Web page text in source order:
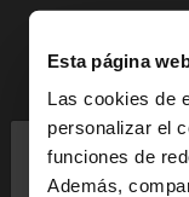
Esta página
Las cookies de
personalizar el
funciones de
Además,
hola